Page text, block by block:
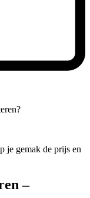
je gemak de prijs en
–